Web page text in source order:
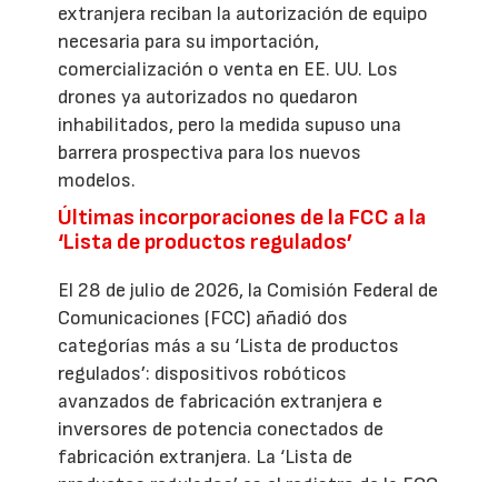
extranjera reciban la autorización de equipo
necesaria para su importación,
comercialización o venta en EE. UU. Los
drones ya autorizados no quedaron
inhabilitados, pero la medida supuso una
barrera prospectiva para los nuevos
modelos.
Últimas incorporaciones de la FCC a la
‘Lista de productos regulados’
El 28 de julio de 2026, la Comisión Federal de
Comunicaciones (FCC) añadió dos
categorías más a su ‘Lista de productos
regulados’: dispositivos robóticos
avanzados de fabricación extranjera e
inversores de potencia conectados de
fabricación extranjera. La ‘Lista de